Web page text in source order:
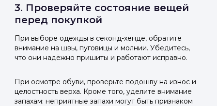
3. Проверяйте состояние вещей
перед покупкой
При выборе одежды в секонд-хенде, обратите
внимание на швы, пуговицы и молнии. Убедитесь,
что они надёжно пришиты и работают исправно.
При осмотре обуви, проверьте подошву на износ и
целостность верха. Кроме того, уделите внимание
запахам: неприятные запахи могут быть признаком